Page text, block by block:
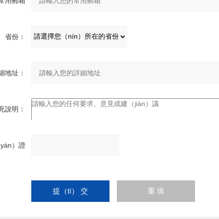
省份：
地址：
說明：
）證
算結
果（填寫阿拉伯數字
（zì）），如：三加四=7